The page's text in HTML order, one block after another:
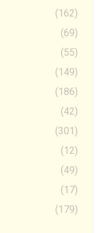
(162)
(69)
(55)
(149)
(186)
(42)
(301)
(12)
(49)
(17)
(179)